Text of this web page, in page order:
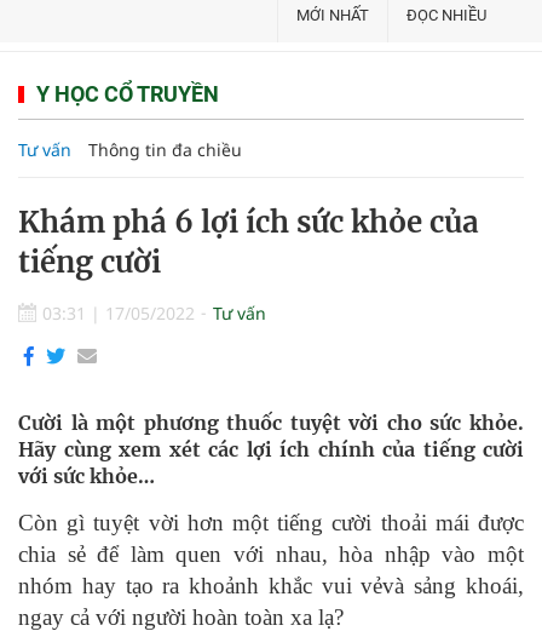
MỚI NHẤT ĐỌC NHIỀU
Y HỌC CỔ TRUYỀN
Tư vấn Thông tin đa chiều
Khám phá 6 lợi ích sức khỏe của
tiếng cười
03:31 | 17/05/2022 Tư vấn
Cười là một phương thuốc tuyệt vời cho sức khỏe.
Hãy cùng xem xét các lợi ích chính của tiếng cười
với sức khỏe…
Còn gì tuyệt vời hơn một tiếng cười thoải mái được
chia sẻ để làm quen với nhau, hòa nhập vào một
nhóm hay tạo ra khoảnh khắc vui vẻvà sảng khoái,
ngay cả với người hoàn toàn xa lạ?